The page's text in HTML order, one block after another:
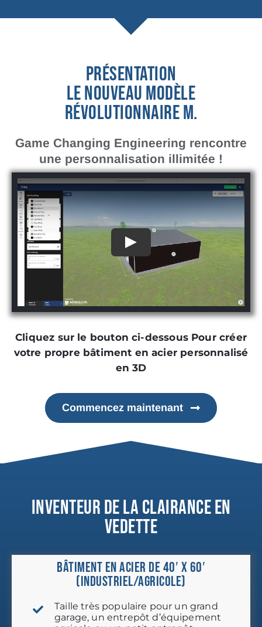
PRÉSENTATION
LE NOUVEAU MODÈLE
RÉVOLUTIONNAIRE M.
Game Changing Engineering rencontre
une personnalisation illimitée !
Cliquez sur le bouton ci-dessous Pour créer
votre propre bâtiment en acier personnalisé
en 3D
Commencez maintenant
INVENTEUR DE LA CLAIRANCE EN
VEDETTE
Bâtiment en acier de 40′ x 60′
(industriel/agricole)
Taille très populaire pour un grand
garage, un entrepôt d’équipement